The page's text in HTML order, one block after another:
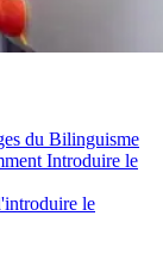
du Bilinguisme
Introduire le
le